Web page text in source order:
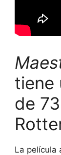
tiene
de
La película